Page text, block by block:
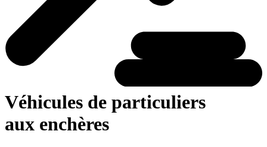
Véhicules de particuliers
aux enchères